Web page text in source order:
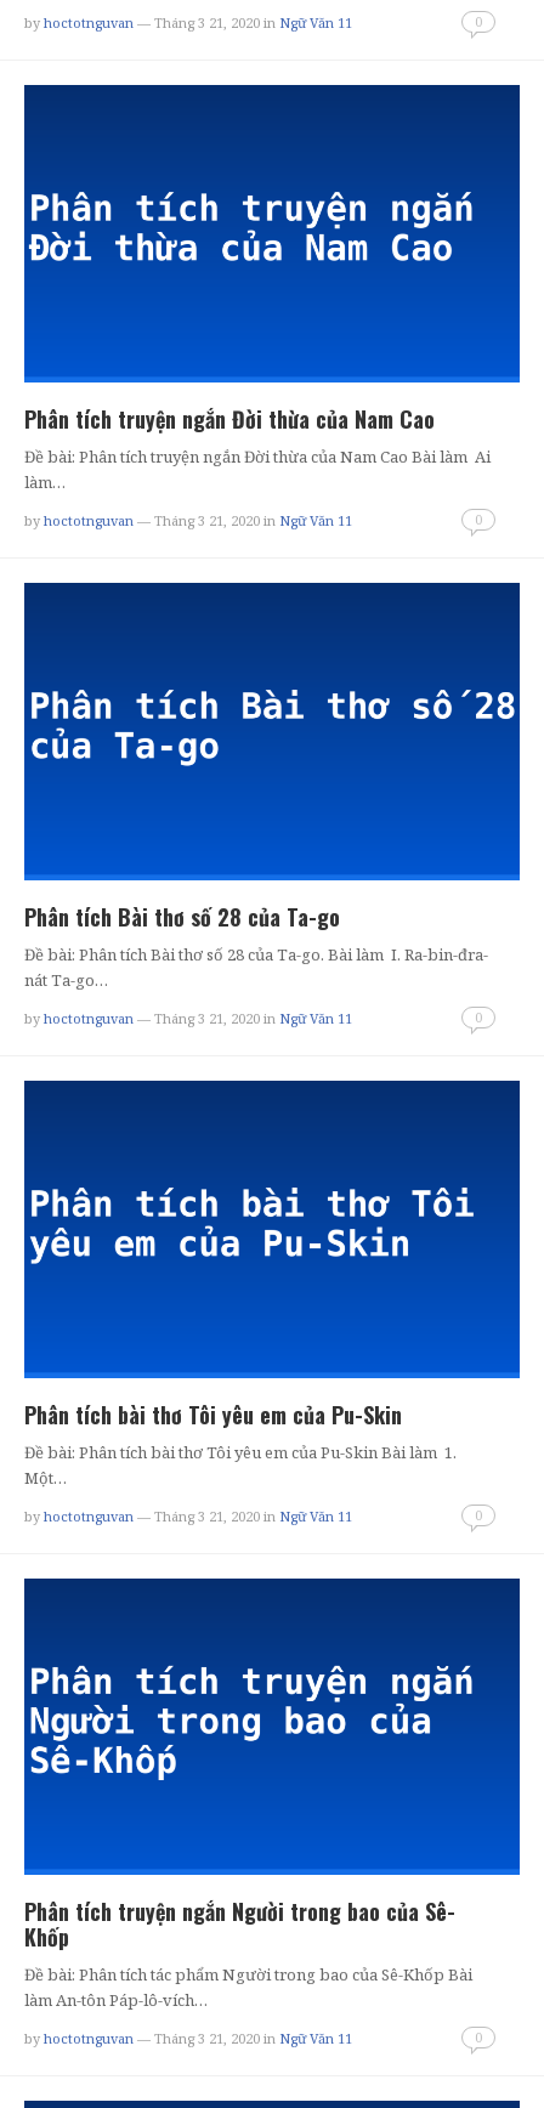
by hoctotnguvan — Tháng 3 21, 2020 in Ngữ Văn 11 0
Phân tích truyện ngắn Đời thừa của Nam Cao
Đề bài: Phân tích truyện ngắn Đời thừa của Nam Cao Bài làm Ai
làm…
by hoctotnguvan — Tháng 3 21, 2020 in Ngữ Văn 11 0
Phân tích Bài thơ số 28 của Ta-go
Đề bài: Phân tích Bài thơ số 28 của Ta-go. Bài làm I. Ra-bin-đra-
nát Ta-go…
by hoctotnguvan — Tháng 3 21, 2020 in Ngữ Văn 11 0
Phân tích bài thơ Tôi yêu em của Pu-Skin
Đề bài: Phân tích bài thơ Tôi yêu em của Pu-Skin Bài làm 1.
Một…
by hoctotnguvan — Tháng 3 21, 2020 in Ngữ Văn 11 0
Phân tích truyện ngắn Người trong bao của Sê-
Khốp
Đề bài: Phân tích tác phẩm Người trong bao của Sê-Khốp Bài
làm An-tôn Páp-lô-vích…
by hoctotnguvan — Tháng 3 21, 2020 in Ngữ Văn 11 0